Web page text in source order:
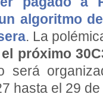
algoritmo
. La
próximo
será
hasta el 29